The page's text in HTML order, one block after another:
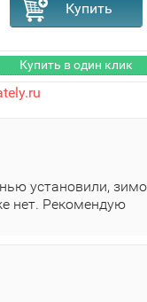
установили,
нет. Рекомендую